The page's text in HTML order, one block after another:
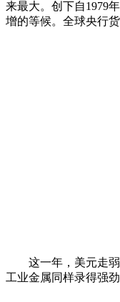
来最大。创下自1979
增的等候。全球央行
这一年，美元走弱
工业金属同样录得强